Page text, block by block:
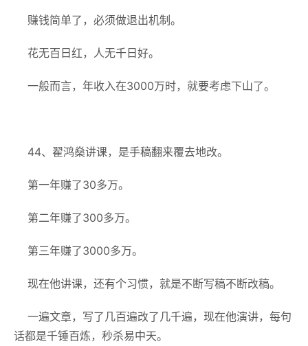
赚钱简单了，必须做退出机制。
花无百日红，人无千日好。
一般而言，年收入在3000万时，就要考虑下山了。
44、翟鸿燊讲课，是手稿翻来覆去地改。
第一年赚了30多万。
第二年赚了300多万。
第三年赚了3000多万。
现在他讲课，还有个习惯，就是不断写稿不断改稿。
一遍文章，写了几百遍改了几千遍，现在他演讲，每句
话都是千锤百炼，秒杀易中天。